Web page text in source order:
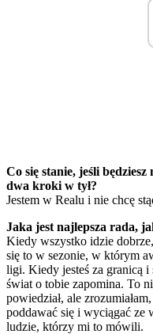
Co się stanie, jeśli
dwa kroki w tył?
Jestem w Realu i nie chcę
Jaka jest najlepsza rada,
Kiedy wszystko idzie
się to w sezonie, w którym
ligi. Kiedy jesteś za granicą i
świat o tobie zapomina. To
powiedział, ale
poddawać się i wyciągać
ludzie, którzy mi to mówili.